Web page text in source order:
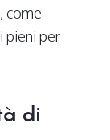
come
pieni per
di